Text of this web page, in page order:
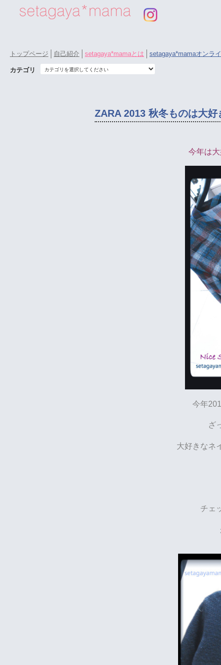
トップページ 自己紹介 setagaya*mamaとは setagaya*mamaオンラ
カテゴリ
ZARA 2013 秋冬ものは大
今年は
今年
ざ
大好きなネ
チェ